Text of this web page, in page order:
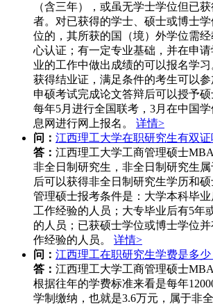
（含三年），或虽无学士学位但已
者。对已获得的学士、硕士或博士
位的，其所获的国（境）外学位需
心认证；有一定专业基础，并在申
业的工作中做出成绩的可以报名学
获得结业证，满足条件的考生可以
申硕考试完成论文答辩后可以授予
每年5月进行全国联考，3月在中国
息网进行网上报名。 详情>
问： 江西理工大学在职研究生有双证
答： 江西理工大学工商管理硕士
非全日制研究生，非全日制研究生
后可以获得非全日制研究生学历和
管理硕士报考条件是：大学本科毕
工作经验的人员；大专毕业后有5年
的人员；已获硕士学位或博士学位
作经验的人员。 详情>
问： 江西理工在职研究生学费是多少
答： 江西理工大学工商管理硕士
根据往年的学费标准来看是每年
学制缴纳，也就是3.6万元，属于非